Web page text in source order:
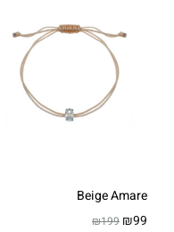
Beige Amare
₪99
₪199